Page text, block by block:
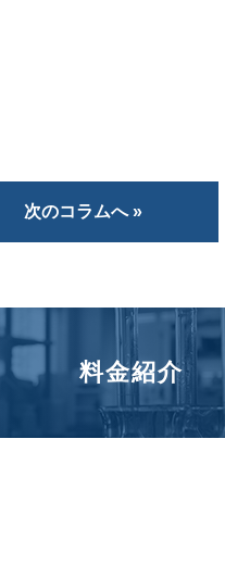
次のコラムへ »
料金紹介